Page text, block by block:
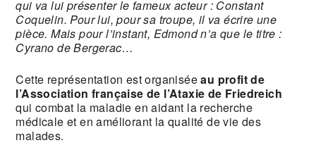
qui va lui présenter le fameux acteur : Constant
Coquelin. Pour lui, pour sa troupe, il va écrire une
pièce. Mais pour l’instant, Edmond n’a que le titre :
Cyrano de Bergerac…
Cette représentation est organiséeau profit de
l’Association française de l’Ataxie de Friedreich
qui combat la maladie en aidant la recherche
médicale et en améliorant la qualité de vie des
malades.